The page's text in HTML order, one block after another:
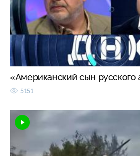
«Американский сын русского
5151